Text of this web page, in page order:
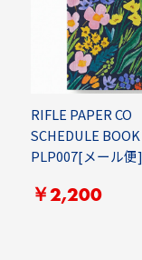
RIFLE PAPER CO
SCHEDULE BOOK
PLP007[メール便]
￥2,200